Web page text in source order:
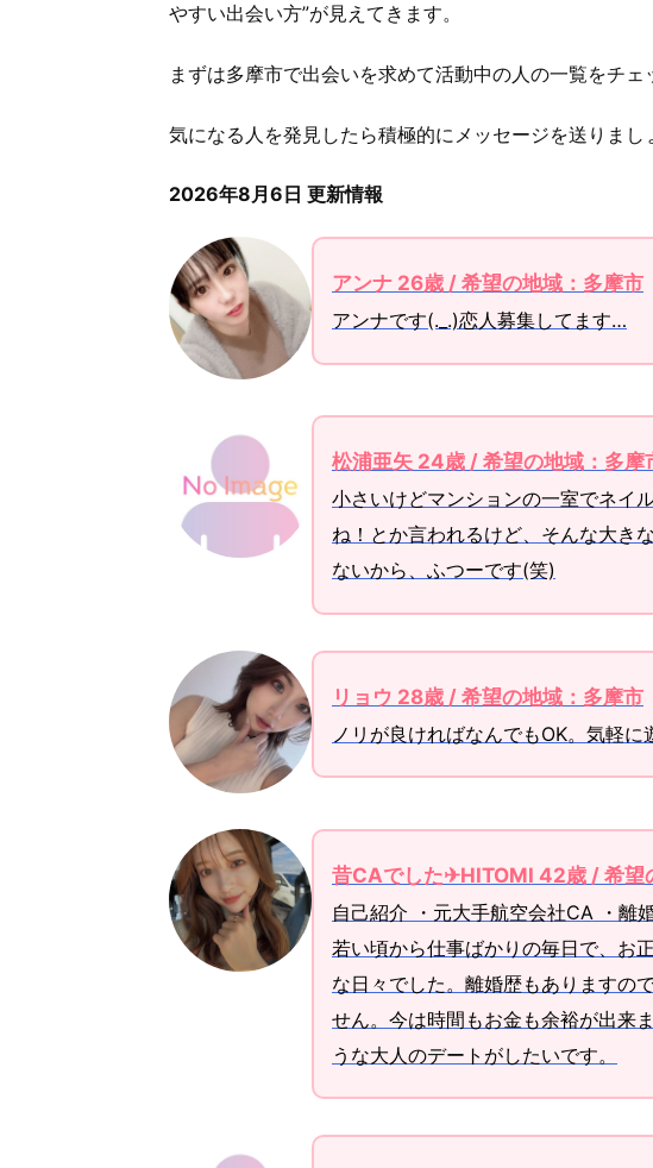
やすい出会い方”が見えてきます。
まずは多摩市で出会いを求めて活動中の人の一覧をチェ
気になる人を発見したら積極的にメッセージを送りまし
2026年8月6日 更新情報
アンナ 26歳 / 希望の地域：多摩市
アンナです(._.)恋人募集してます…
松浦亜矢 24歳 / 希望の地域：多摩
小さいけどマンションの一室でネイ
ね！とか言われるけど、そんな大き
ないから、ふつーです(笑)
リョウ 28歳 / 希望の地域：多摩市
ノリが良ければなんでもOK。気軽に
昔CAでした✈HITOMI 42歳 / 希望
自己紹介 ・元大手航空会社CA ・離
若い頃から仕事ばかりの毎日で、お
な日々でした。離婚歴もありますの
せん。今は時間もお金も余裕が出来
うな大人のデートがしたいです。